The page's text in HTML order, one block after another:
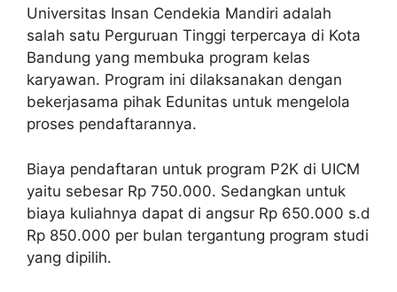
Universitas Insan Cendekia Mandiri adalah
salah satu Perguruan Tinggi terpercaya di Kota
Bandung yang membuka program kelas
karyawan. Program ini dilaksanakan dengan
bekerjasama pihak Edunitas untuk mengelola
proses pendaftarannya.
Biaya pendaftaran untuk program P2K di UICM
yaitu sebesar Rp 750.000. Sedangkan untuk
biaya kuliahnya dapat di angsur Rp 650.000 s.d
Rp 850.000 per bulan tergantung program studi
yang dipilih.